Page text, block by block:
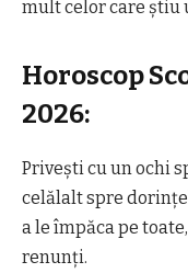
mult celor care știu
Horoscop
2026:
Privești cu un ochi
celălalt spre
a le împăca pe
renunți.